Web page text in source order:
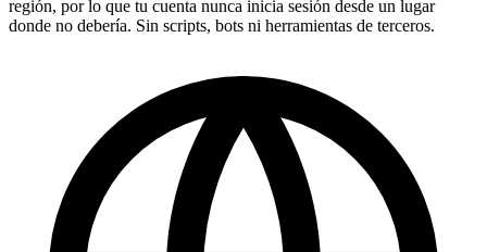
región, por lo que tu cuenta nunca inicia sesión desde un lugar
donde no debería. Sin scripts, bots ni herramientas de terceros.